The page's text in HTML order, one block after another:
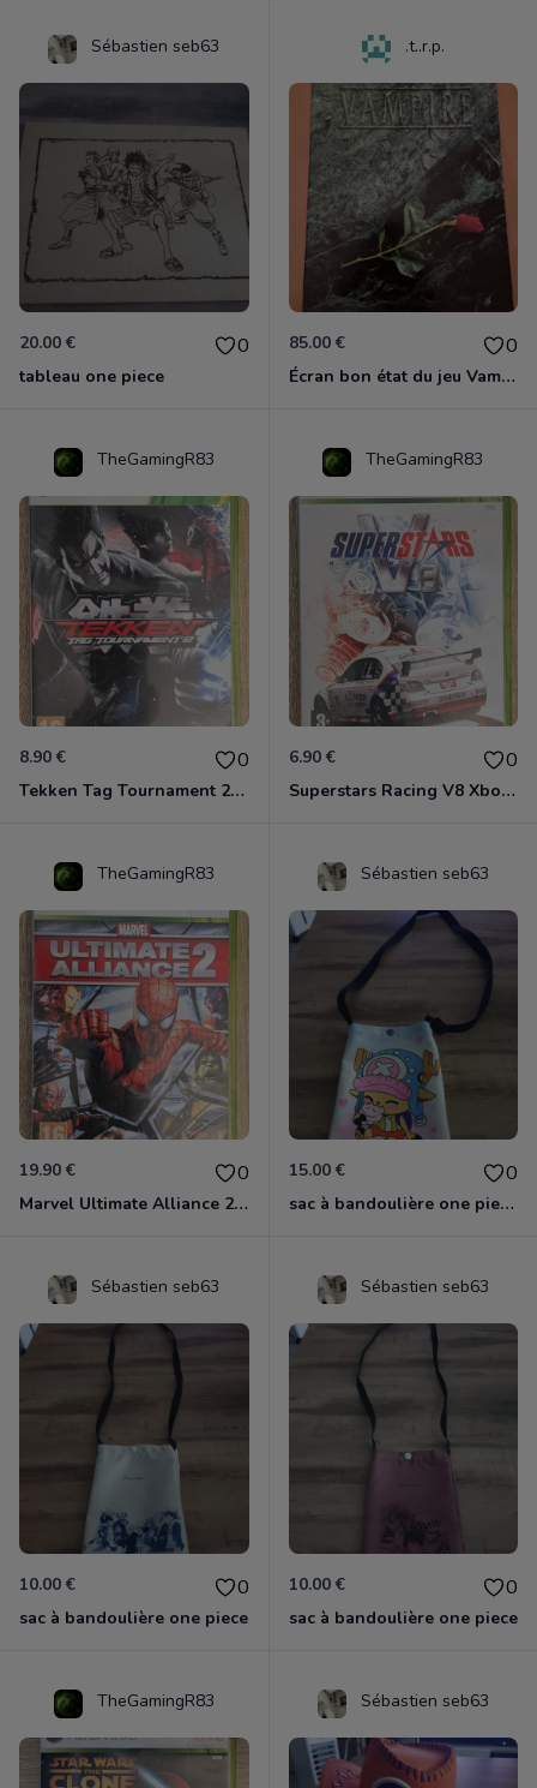
Sébastien seb63
20.00 € 0
tableau one piece
.t..r.p.
85.00 € 0
Écran bon état du jeu Vampire et livre de règles « la mascarade » état d’usage
TheGamingR83
8.90 € 0
Tekken Tag Tournament 2 Xbox 360
TheGamingR83
6.90 € 0
Superstars Racing V8 Xbox 360
TheGamingR83
19.90 € 0
Marvel Ultimate Alliance 2 Xbox 360
Sébastien seb63
15.00 € 0
sac à bandoulière one piece chopper
Sébastien seb63
10.00 € 0
sac à bandoulière one piece
Sébastien seb63
10.00 € 0
sac à bandoulière one piece
TheGamingR83 Sébastien seb63